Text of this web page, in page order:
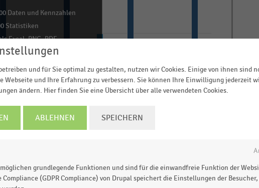
Daten und Kennzahlen
Statistiken
Excel, PNG, PDF
INFORMIEREN
und für Sie optimal zu gestalten, nutzen wir Cookies. Einige von ihnen sind
Webseite und Ihre Erfahrung zu verbessern. Sie können Ihre Einwilligung jederzeit
ändern. Hier finden Sie eine Übersicht über alle verwendeten Cookies.
ABLEHNEN SPEICHERN
grundlegende Funktionen und sind für die einwandfreie Funktion der
(GDPR Compliance) von Drupal speichert die Einstellungen der